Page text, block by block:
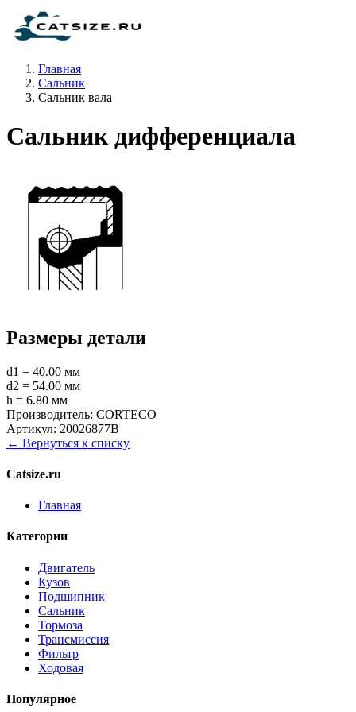
Главная
Сальник
Сальник вала
Сальник дифференциала
Размеры детали
d1 = 40.00 мм
d2 = 54.00 мм
h = 6.80 мм
Производитель: CORTECO
Артикул: 20026877B
← Вернуться к списку
Catsize.ru
Главная
Категории
Двигатель
Кузов
Подшипник
Сальник
Тормоза
Трансмиссия
Фильтр
Ходовая
Популярное